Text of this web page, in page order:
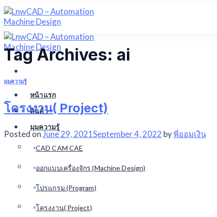
Skip
to
content
หน้าแรก
สินค้า
มุมความรู้
CAD CAM CAE
ออกแบบเครื่องจักร (Machine Design)
โปรแกรม (Program)
โครงงาน( Project)
Tag Archives: ai
มุมความรู้
โครงงาน( Project)
Posted onJune 29, 2021September 4, 2022 byพี่ออมเงิน